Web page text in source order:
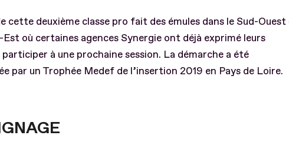
cette deuxième classe pro fait des émules dans le Sud-
Est où certaines agences Synergie ont déjà exprimé leurs
à une prochaine session. La démarche a été
par un Trophée Medef de l’insertion 2019 en Pays de Loire.